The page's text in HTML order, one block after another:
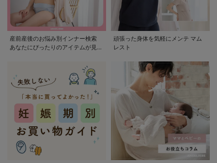
産前産後のお悩み別インナー検索
あなたにぴったりのアイテムが見つ
頑張った身体を気軽にメンテ マム
レスト